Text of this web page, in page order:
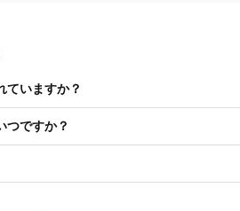
ていますか？
つですか？